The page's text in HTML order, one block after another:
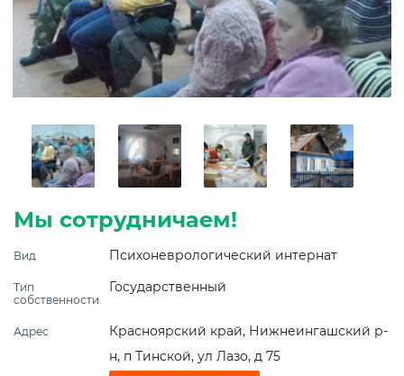
Мы сотрудничаем!
Вид Психоневрологический интернат
Тип
собственности
Государственный
Адрес
Красноярский край, Нижнеингашский р-
н, п Тинской, ул Лазо, д 75